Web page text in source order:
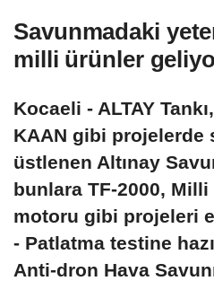
Savunmadaki
milli ürünler
Kocaeli - ALTAY
KAAN gibi projelerde
üstlenen Altınay
bunlara TF-2000,
motoru gibi projeleri
- Patlatma testine
Anti-dron Hava